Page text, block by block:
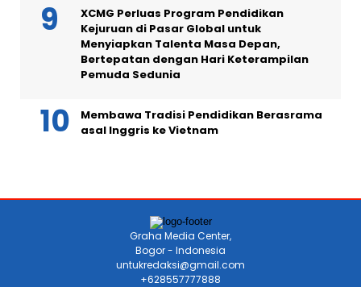
XCMG Perluas Program Pendidikan
Kejuruan di Pasar Global untuk
Menyiapkan Talenta Masa Depan,
Bertepatan dengan Hari Keterampilan
Pemuda Sedunia
Membawa Tradisi Pendidikan Berasrama
asal Inggris ke Vietnam
Graha Media Center,
Bogor - Indonesia
untukredaksi@gmail.com
+628557777888